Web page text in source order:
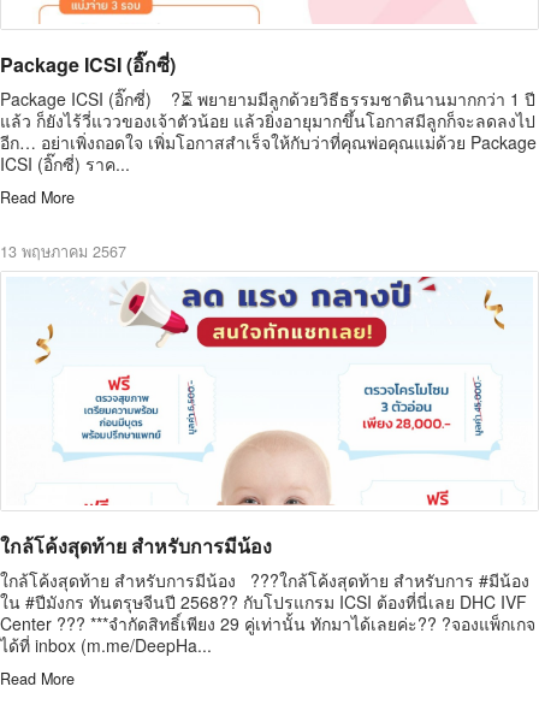
Package ICSI (อิ๊กซี่)
Package ICSI (อิ๊กซี่) ?⏳ พยายามมีลูกด้วยวิธีธรรมชาตินานมากกว่า 1 ปี
แล้ว ก็ยังไร้วี่แววของเจ้าตัวน้อย แล้วยิ่งอายุมากขึ้นโอกาสมีลูกก็จะลดลงไป
อีก… อย่าเพิ่งถอดใจ เพิ่มโอกาสสำเร็จให้กับว่าที่คุณพ่อคุณแม่ด้วย Package
ICSI (อิ๊กซี่) ราค...
Read More
13 พฤษภาคม 2567
ใกล้โค้งสุดท้าย สำหรับการมีน้อง
ใกล้โค้งสุดท้าย สำหรับการมีน้อง ???ใกล้โค้งสุดท้าย สำหรับการ #มีน้อง
ใน #ปีมังกร ทันตรุษจีนปี 2568?? กับโปรแกรม ICSI ต้องที่นี่เลย DHC IVF
Center ??? ***จำกัดสิทธิ์เพียง 29 คู่เท่านั้น ทักมาได้เลยค่ะ?? ?จองแพ็กเกจ
ได้ที่ inbox (m.me/DeepHa...
Read More